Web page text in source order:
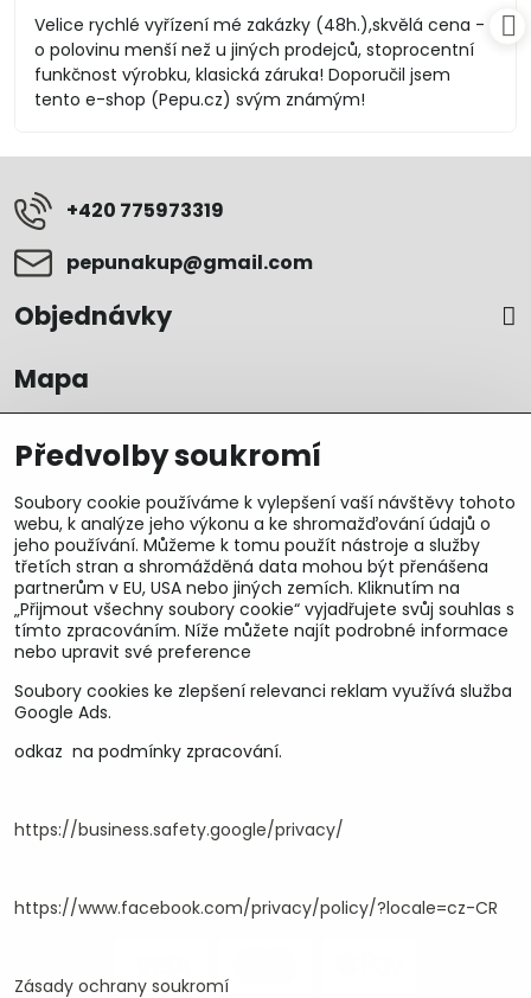
/
5
Velice rychlé vyřízení mé zakázky (48h.),skvělá cena -
o polovinu menší než u jiných prodejců, stoprocentní
funkčnost výrobku, klasická záruka! Doporučil jsem
tento e-shop (Pepu.cz) svým známým!
+420 775973319
pepunakup​@gmail​.com
Objednávky
Mapa
U&M parts s.r.o.
U Zastávky 150, Horní Staré Město
DIČ CZ25930184
Předvolby soukromí
Soubory cookie používáme k vylepšení vaší návštěvy tohoto
webu, k analýze jeho výkonu a ke shromažďování údajů o
jeho používání. Můžeme k tomu použít nástroje a služby
třetích stran a shromážděná data mohou být přenášena
partnerům v EU, USA nebo jiných zemích. Kliknutím na
„Přijmout všechny soubory cookie“ vyjadřujete svůj souhlas s
tímto zpracováním. Níže můžete najít podrobné informace
nebo upravit své preference
Soubory cookies ke zlepšení relevanci reklam využívá služba
Google Ads.
odkaz na podmínky zpracování.
https://business.safety.google/privacy/
https://www.facebook.com/privacy/policy/?locale=cz-CR
Zásady ochrany soukromí